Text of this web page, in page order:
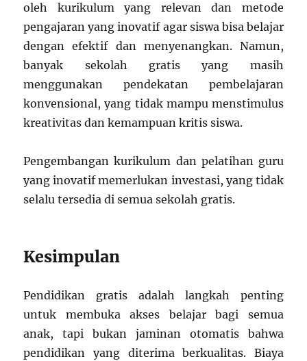
oleh kurikulum yang relevan dan metode
pengajaran yang inovatif agar siswa bisa belajar
dengan efektif dan menyenangkan. Namun,
banyak sekolah gratis yang masih
menggunakan pendekatan pembelajaran
konvensional, yang tidak mampu menstimulus
kreativitas dan kemampuan kritis siswa.
Pengembangan kurikulum dan pelatihan guru
yang inovatif memerlukan investasi, yang tidak
selalu tersedia di semua sekolah gratis.
Kesimpulan
Pendidikan gratis adalah langkah penting
untuk membuka akses belajar bagi semua
anak, tapi bukan jaminan otomatis bahwa
pendidikan yang diterima berkualitas. Biaya